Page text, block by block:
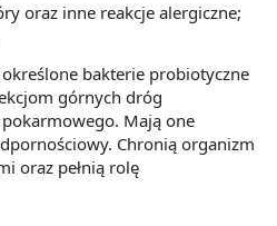
oraz inne reakcje alergiczne;
bakterie probiotyczne
górnych dróg
Mają one
Chronią organizm
oraz pełnią rolę